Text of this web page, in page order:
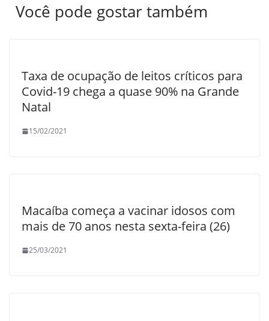
Você pode gostar também
Taxa de ocupação de leitos críticos para
Covid-19 chega a quase 90% na Grande
Natal
15/02/2021
Macaíba começa a vacinar idosos com
mais de 70 anos nesta sexta-feira (26)
25/03/2021